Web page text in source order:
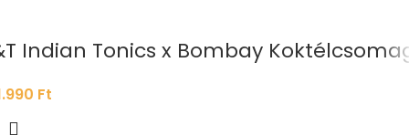
Indian Tonics x Bombay
Ft